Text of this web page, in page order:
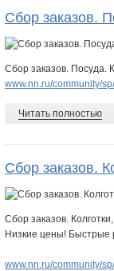
Сбор заказов.
Сбор заказов. Посуда.
www.nn.ru/community/
Читать полностью
Сбор заказов.
Сбор заказов.
Низкие цены! Быстрые
www.nn.ru/community/